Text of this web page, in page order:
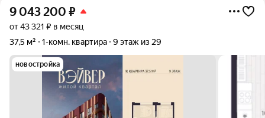
9 043 200 ₽
от 43 321 ₽ в месяц
37,5 м²
1-комн. квартира 9 этаж из 29
новостройка